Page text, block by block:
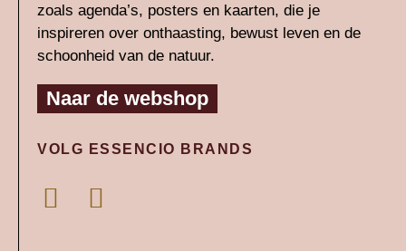
zoals agenda’s, posters en kaarten, die je
inspireren over onthaasting, bewust leven en de
schoonheid van de natuur.
Naar de webshop
VOLG ESSENCIO BRANDS
L
I